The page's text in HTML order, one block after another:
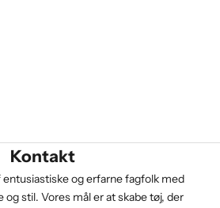
Kontakt
og erfarne fagfolk med
og stil. Vores mål er at skabe tøj, der